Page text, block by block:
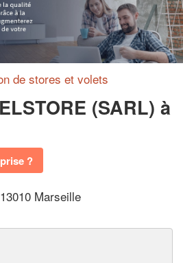
de stores et volets
(SARL) à
?
Marseille